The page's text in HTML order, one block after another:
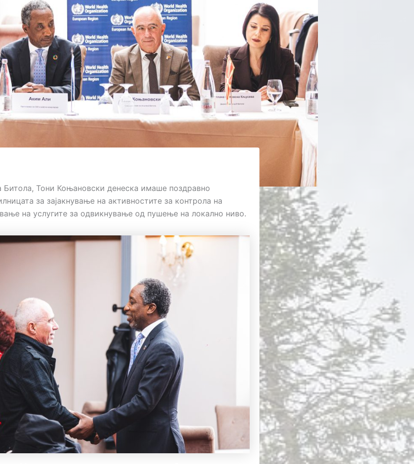
Битола, Тони Коњановски денеска имаше поздравно
за зајакнување на активностите за контрола на
на услугите за одвикнување од пушење на локално ниво.